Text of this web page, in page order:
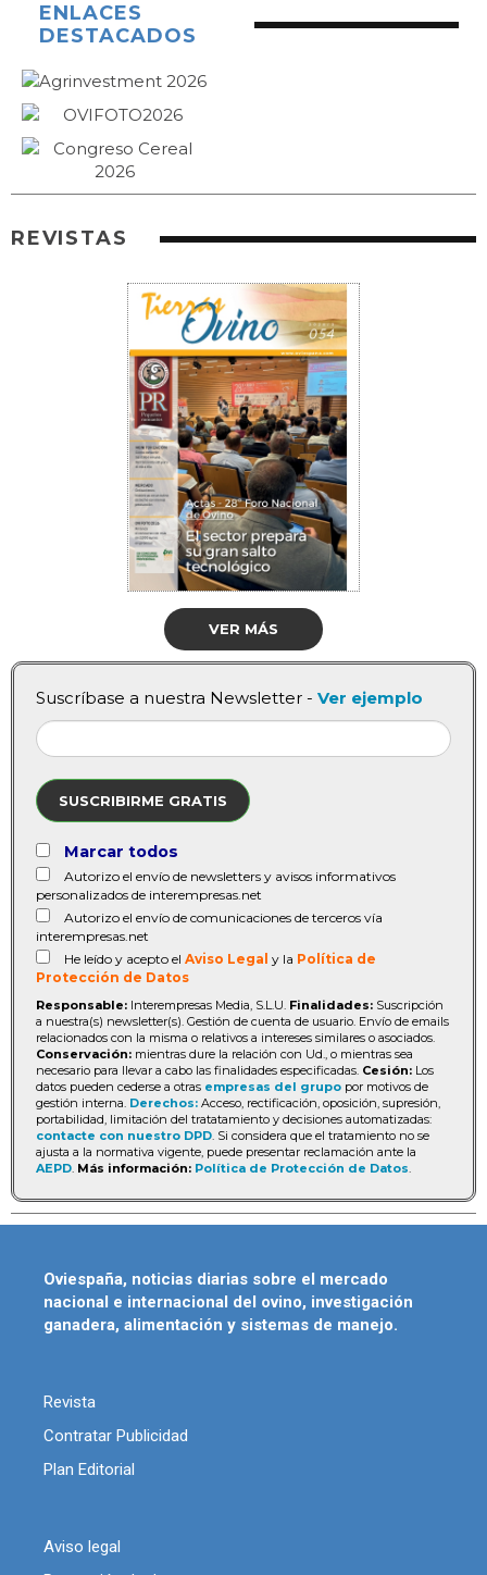
ENLACES
DESTACADOS
REVISTAS
VER MÁS
Suscríbase a nuestra Newsletter - Ver ejemplo
SUSCRIBIRME GRATIS
Marcar todos
Autorizo el envío de newsletters y avisos informativos
personalizados de interempresas.net
Autorizo el envío de comunicaciones de terceros vía
interempresas.net
He leído y acepto el Aviso Legal y la Política de
Protección de Datos
Responsable: Interempresas Media, S.L.U. Finalidades: Suscripción
a nuestra(s) newsletter(s). Gestión de cuenta de usuario. Envío de emails
relacionados con la misma o relativos a intereses similares o asociados.
Conservación: mientras dure la relación con Ud., o mientras sea
necesario para llevar a cabo las finalidades especificadas. Cesión: Los
datos pueden cederse a otras empresas del grupo por motivos de
gestión interna. Derechos: Acceso, rectificación, oposición, supresión,
portabilidad, limitación del tratatamiento y decisiones automatizadas:
contacte con nuestro DPD. Si considera que el tratamiento no se
ajusta a la normativa vigente, puede presentar reclamación ante la
AEPD. Más información: Política de Protección de Datos.
Oviespaña, noticias diarias sobre el mercado
nacional e internacional del ovino, investigación
ganadera, alimentación y sistemas de manejo.
Revista
Contratar Publicidad
Plan Editorial
Aviso legal